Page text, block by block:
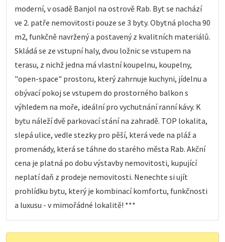
moderní, v osadě Banjol na ostrově Rab. Byt se nachází
ve 2. patře nemovitosti pouze se 3 byty. Obytná plocha 90
m2, funkčně navržený a postavený z kvalitních materiálů.
Skládá se ze vstupní haly, dvou ložnic se vstupem na
terasu, z nichž jedna má vlastní koupelnu, koupelny,
"open-space" prostoru, který zahrnuje kuchyni, jídelnu a
obývací pokoj se vstupem do prostorného balkon s
výhledem na moře, ideální pro vychutnání ranní kávy. K
bytu náleží dvě parkovací stání na zahradě. TOP lokalita,
slepá ulice, vedle stezky pro pěší, která vede na pláž a
promenády, která se táhne do starého města Rab. Akční
cena je platná po dobu výstavby nemovitosti, kupující
neplatí daň z prodeje nemovitosti. Nenechte si ujít
prohlídku bytu, který je kombinací komfortu, funkčnosti
a luxusu - v mimořádné lokalitě! ***